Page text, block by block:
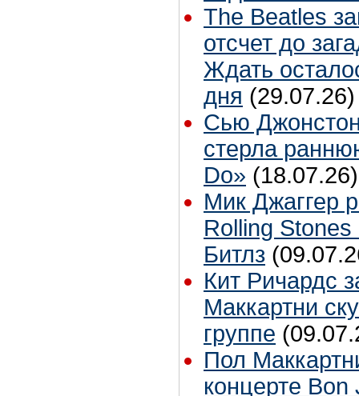
The Beatles
отсчет до
Ждать
дня (29.07.26)
Сью
стерла
Do» (18.07.26)
Мик Джаггер
Rolling Stones
Битлз
Кит Ричардс
Маккартни
группе
Пол
концерте